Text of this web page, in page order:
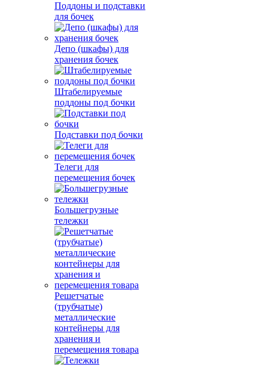
Поддоны и подставки
для бочек
Депо (шкафы) для
хранения бочек
Штабелируемые
поддоны под бочки
Подставки под бочки
Телеги для
перемещения бочек
Большегрузные
тележки
Решетчатые
(трубчатые)
металлические
контейнеры для
хранения и
перемещения товара